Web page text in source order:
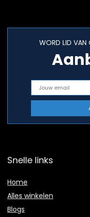
WORD LID VAN
Snelle links
Home
Alles winkelen
Blogs